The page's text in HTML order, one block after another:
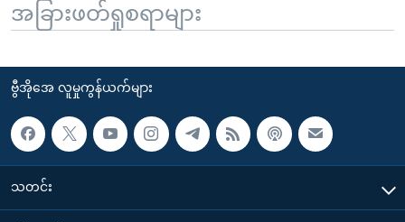
အခြားဖတ်ရှုစရာများ
ဗွီအိုအေ လူမှုကွန်ယက်များ
သတင်း